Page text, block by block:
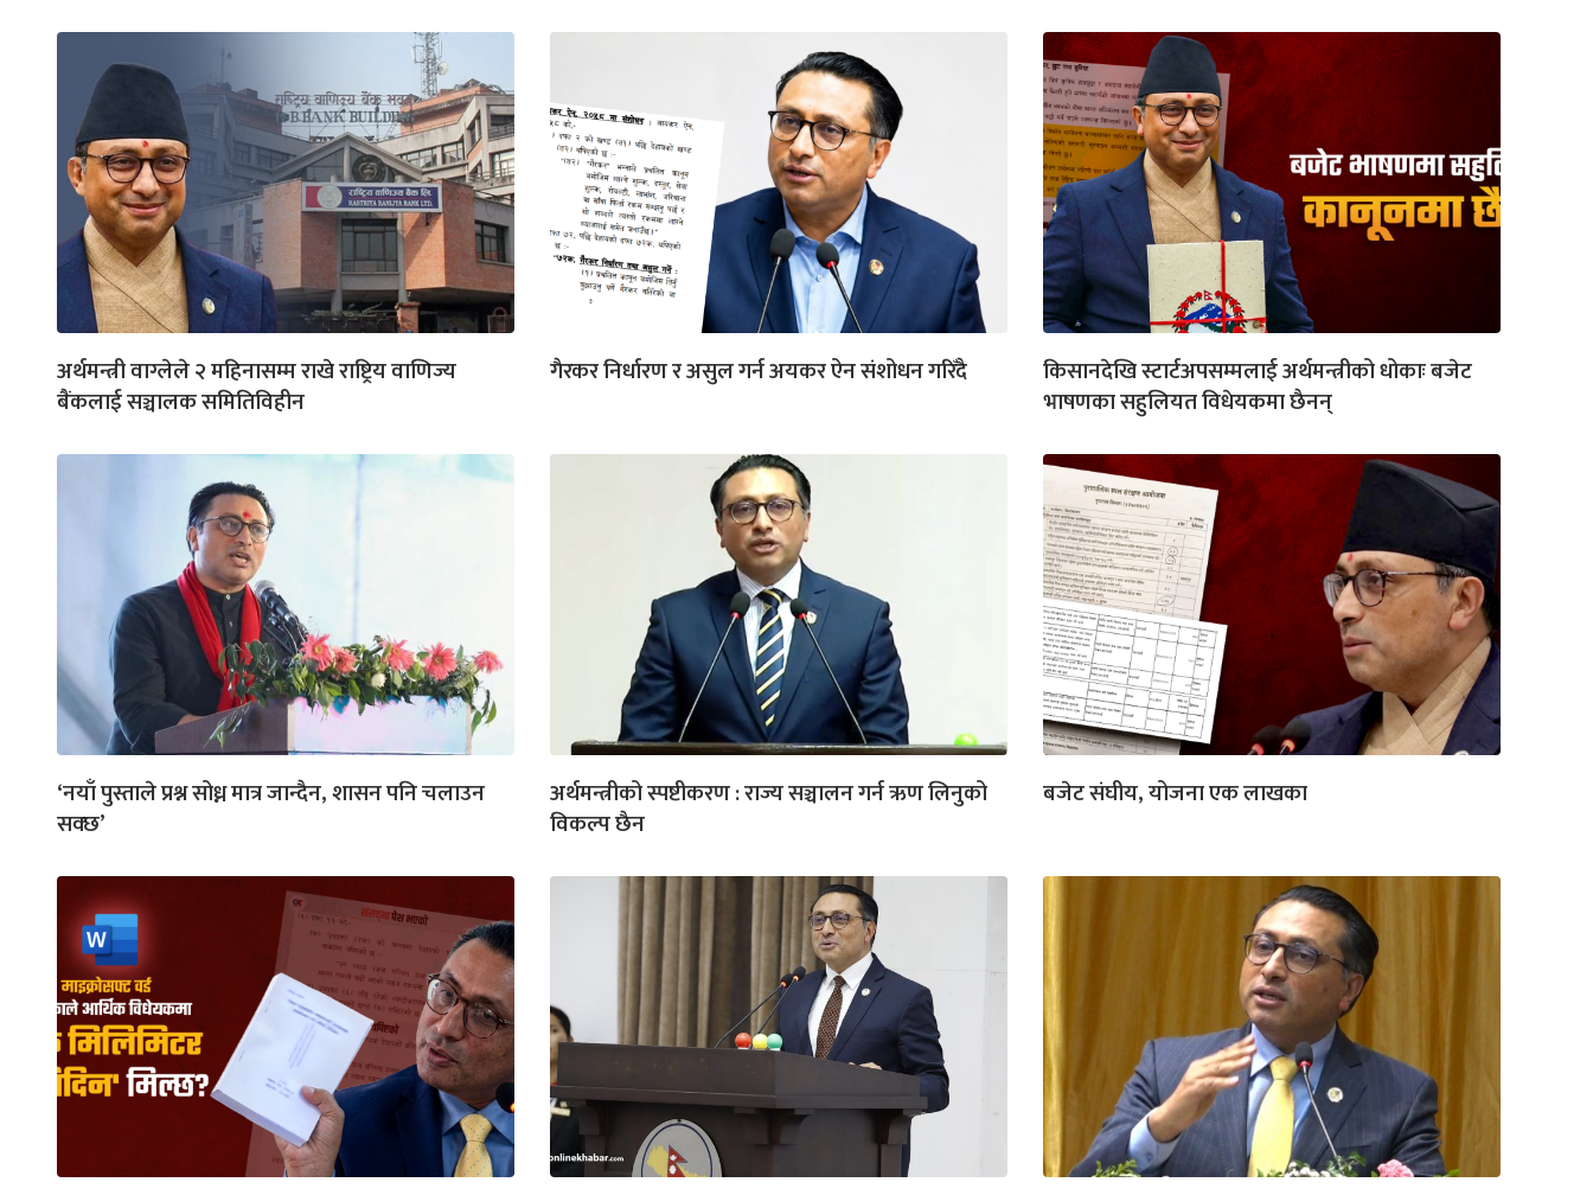
अर्थमन्त्री वाग्लेले २ महिनासम्म राखे राष्ट्रिय वाणिज्य
बैंकलाई सञ्चालक समितिविहीन
गैरकर निर्धारण र असुल गर्न अयकर ऐन संशोधन गरिँदै
किसानदेखि स्टार्टअपसम्मलाई अर्थमन्त्रीको धोकाः बजेट
भाषणका सहुलियत विधेयकमा छैनन्
‘नयाँ पुस्ताले प्रश्न सोध्न मात्र जान्दैन, शासन पनि चलाउन
सक्छ’
अर्थमन्त्रीको स्पष्टीकरण : राज्य सञ्चालन गर्न ऋण लिनुको
विकल्प छैन
बजेट संघीय, योजना एक लाखका